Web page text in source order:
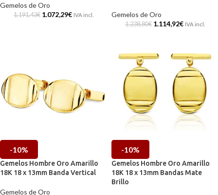
Gemelos de Oro
1.191,43€ 1.072,29€ IVA incl. Gemelos de Oro
1.238,80€ 1.114,92€ IVA incl.
-10%
Gemelos Hombre Oro Amarillo
18K 18 x 13mm Banda Vertical
Gemelos de Oro
-10%
Gemelos Hombre Oro Amarillo
18K 18 x 13mm Bandas Mate
Brillo